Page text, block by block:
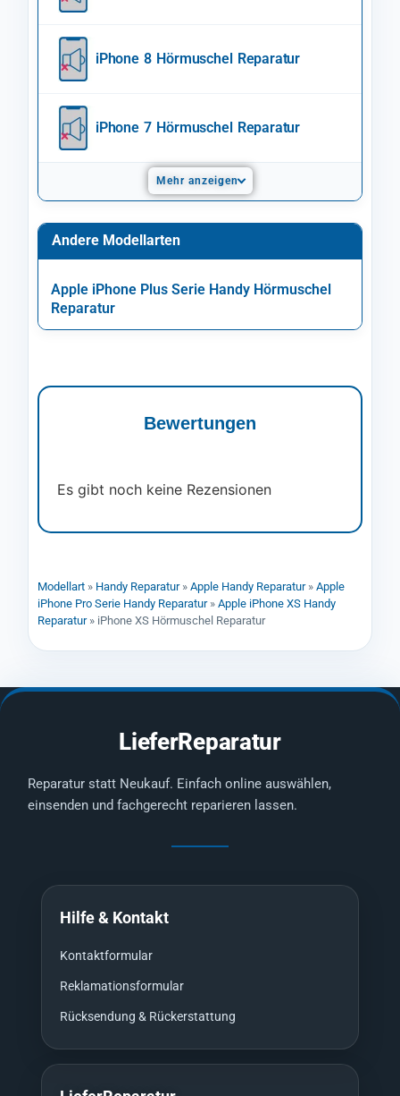
iPhone 8 Hörmuschel Reparatur
iPhone 7 Hörmuschel Reparatur
Mehr anzeigen
Andere Modellarten
Apple iPhone Plus Serie Handy Hörmuschel
Reparatur
Bewertungen
Es gibt noch keine Rezensionen
Modellart » Handy Reparatur» Apple Handy Reparatur» Apple
iPhone Pro Serie Handy Reparatur» Apple iPhone XS Handy
Reparatur» iPhone XS Hörmuschel Reparatur
LieferReparatur
Reparatur statt Neukauf. Einfach online auswählen,
einsenden und fachgerecht reparieren lassen.
Hilfe & Kontakt
Kontaktformular
Reklamationsformular
Rücksendung & Rückerstattung